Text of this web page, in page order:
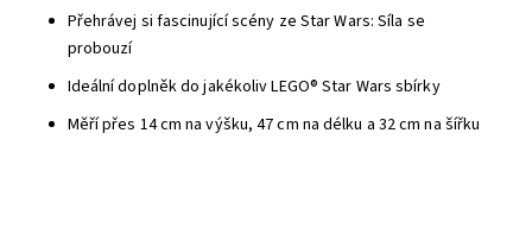
Přehrávej si fascinující scény ze Star Wars: Síla se
probouzí
Ideální doplněk do jakékoliv LEGO® Star Wars sbírky
Měří přes 14 cm na výšku, 47 cm na délku a 32 cm na šířku